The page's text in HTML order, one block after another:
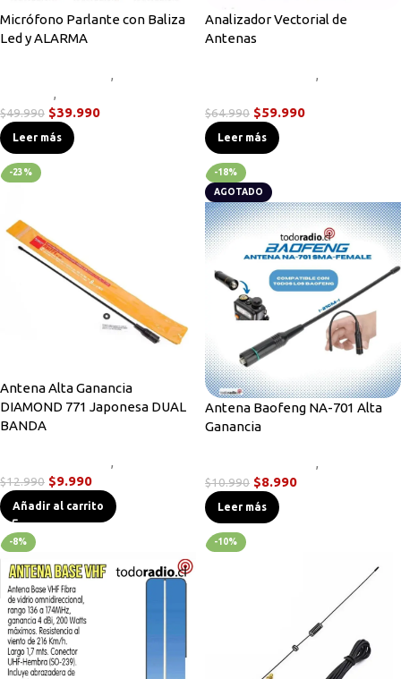
Micrófono Parlante con Baliza
Led y ALARMA
,
,
$49.990 $39.990
Leer más
Analizador Vectorial de
Antenas
,
$64.990 $59.990
Leer más
-23%
Antena Alta Ganancia
DIAMOND 771 Japonesa DUAL
BANDA
,
$12.990 $9.990
Añadir al carrito
-18%
AGOTADO
Antena Baofeng NA-701 Alta
Ganancia
,
$10.990 $8.990
Leer más
-8% -10%